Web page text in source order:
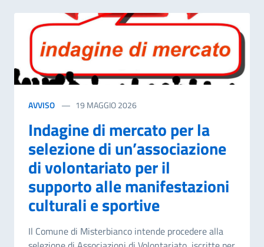
AVVISO 19 MAGGIO 2026
Indagine di mercato per la
selezione di un’associazione
di volontariato per il
supporto alle manifestazioni
culturali e sportive
Il Comune di Misterbianco intende procedere alla